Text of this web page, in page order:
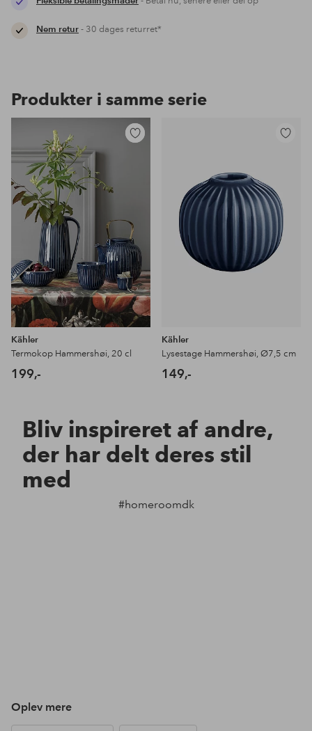
Nem retur- 30 dages returret*
Produkter i samme serie
Kähler
Termokop Hammershøi, 20 cl
199,-
Kähler
Lysestage Hammershøi, Ø7,5 cm
149,-
Bliv inspireret af andre,
der har delt deres stil
med
#homeroomdk
Oplev mere